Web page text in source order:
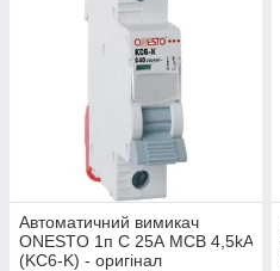
Автоматичний вимикач
ONESTO 1п С 25А MCB 4,5kA
(KC6-K) - оригінал